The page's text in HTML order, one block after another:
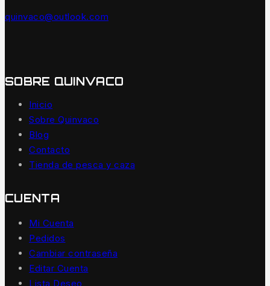
quinvaco@outlook.com
SOBRE QUINVACO
Inicio
Sobre Quinvaco
Blog
Contacto
Tienda de pesca y caza
CUENTA
Mi Cuenta
Pedidos
Cambiar contraseña
Editar Cuenta
Lista Deseo